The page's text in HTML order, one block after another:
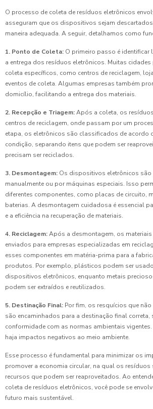
O processo de coleta de resíduos eletrônicos
asseguram que os dispositivos sejam
maneira adequada. A seguir, detalhamos como
1. Ponto de Coleta: O primeiro passo é
a entrega dos resíduos eletrônicos. Muitas
coleta específicos, como centros de reciclagem,
eventos de coleta. Algumas empresas também
domicílio, facilitando a entrega dos materiais.
2. Recepção e Triagem:Após a coleta, os
centros de reciclagem, onde passam por um
etapa, os eletrônicos são classificados de acordo
condição, separando itens que podem ser
precisam ser reciclados.
3. Desmontagem: Os dispositivos eletrônicos
manualmente ou por máquinas especiais. Isso
diferentes componentes, como placas de circuito,
baterias. A desmontagem cuidadosa é essencial
e a eficiência na recuperação de materiais.
4. Reciclagem:Após a desmontagem, os
enviados para empresas especializadas em
esses componentes em matéria-prima para a
produtos. Por exemplo, plásticos podem ser
dispositivos eletrônicos, enquanto metais
podem ser extraídos e reutilizados.
5. Destinação Final: Por fim, os resquícios que
são encaminhados para a destinação final correta,
conformidade com as normas ambientais
haja impactos negativos ao meio ambiente.
Esse processo é fundamental para minimizar os
promover a economia circular, na qual os
recursos que podem ser reaproveitados. Ao
coleta de resíduos eletrônicos, você pode se
futuro mais sustentável.